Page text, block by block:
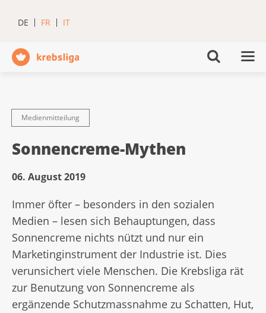
DE FR IT
Medienmitteilung
Sonnencreme-Mythen
06. August 2019
Immer öfter – besonders in den sozialen
Medien – lesen sich Behauptungen, dass
Sonnencreme nichts nützt und nur ein
Marketinginstrument der Industrie ist. Dies
verunsichert viele Menschen. Die Krebsliga rät
zur Benutzung von Sonnencreme als
ergänzende Schutzmassnahme zu Schatten, Hut,